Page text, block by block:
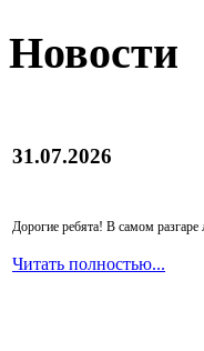
Новости
31.07.2026
Дорогие ребята! В самом разгаре
Читать полностью...